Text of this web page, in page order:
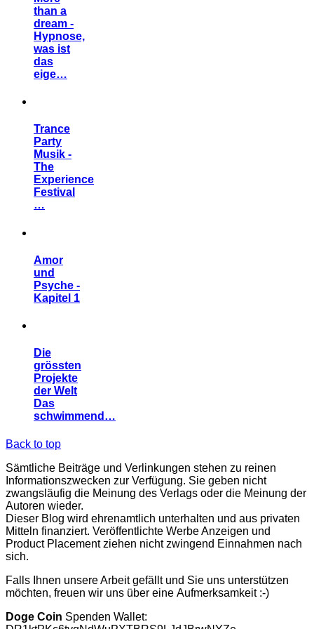
than a
dream -
Hypnose,
was ist
das
eige…
Trance
Party
Musik -
The
Experience
Festival
…
Amor
und
Psyche -
Kapitel 1
Die
grössten
Projekte
der Welt
Das
schwimmend…
Back to top
Sämtliche Beiträge und Verlinkungen stehen zu reinen
Informationszwecken zur Verfügung. Sie geben nicht
zwangsläufig die Meinung des Verlags oder die Meinung der
Autoren wieder.
Dieser Blog wird ehrenamtlich unterhalten und aus privaten
Mitteln finanziert. Veröffentlichte Werbe Anzeigen und
Product Placement ziehen nicht zwingend Einnahmen nach
sich.
Falls Ihnen unsere Arbeit gefällt und Sie uns unterstützen
möchten, freuen wir uns über eine Aufmerksamkeit :-)
Doge Coin Spenden Wallet: